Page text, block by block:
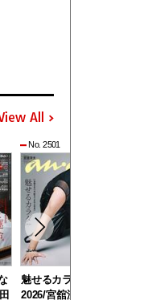
All
No. 2501
魅せるカラダ
2026/宮舘涼太